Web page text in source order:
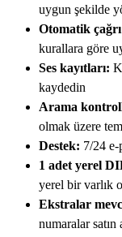
uygun şekilde
Otomatik çağrı
kurallara göre
Ses kayıtları:
kaydedin
Arama
olmak üzere
Destek: 7/24 e-
1 adet yerel
yerel bir varlık
Ekstralar
numaralar satın